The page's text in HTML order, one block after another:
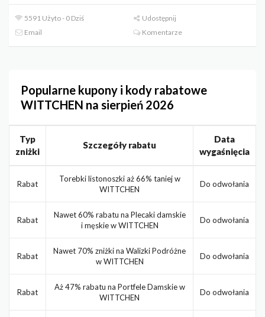
5591 Użyto - 0 Dziś
Udostępnij
Email
Komentarze
Popularne kupony i kody rabatowe
WITTCHEN na sierpień 2026
Typ
zniżki
Szczegóły rabatu
Data
wygaśnięcia
Rabat
Torebki listonoszki aż 66% taniej w
WITTCHEN
Do odwołania
Rabat
Nawet 60% rabatu na Plecaki damskie
i męskie w WITTCHEN
Do odwołania
Rabat
Nawet 70% zniżki na Walizki Podróżne
w WITTCHEN
Do odwołania
Rabat
Aż 47% rabatu na Portfele Damskie w
WITTCHEN
Do odwołania